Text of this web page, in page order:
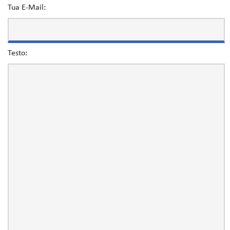
Tua E-Mail:
Testo: